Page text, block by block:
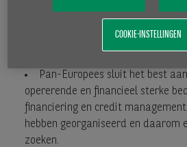
opererende bedrijven die een
zoeken doch welke centraal
wordt gecoördineerd.
Pan-Europees sluit het best
opererende en financieel sterke
financiering en credit
hebben georganiseerd en daarom
zoeken.
COOKIE-INSTELLINGEN